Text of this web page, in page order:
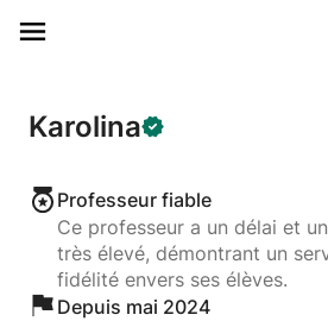
Karolina
Professeur fiable
Ce professeur a un délai et
très élevé, démontrant un
fidélité envers ses élèves.
Depuis mai 2024